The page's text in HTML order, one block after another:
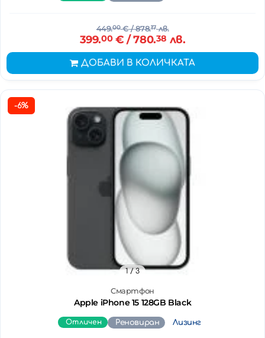
449.00€/ 878.17лв.
399.00€ / 780.38 лв.
ДОБАВИ В КОЛИЧКАТА
-6%
Смартфон
Apple iPhone 15 128GB Black
1/ 3
Отличен Реновиран Лизинг